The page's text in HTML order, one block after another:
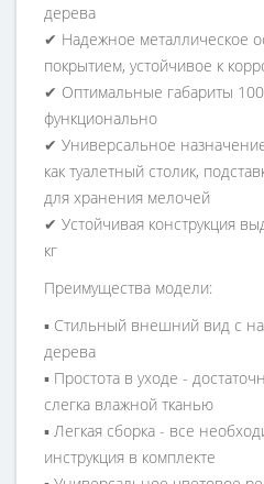
дерева
✔ Надежное металлическое
покрытием, устойчивое к
✔ Оптимальные габариты
функционально
✔ Универсальное
как туалетный столик,
для хранения мелочей
✔ Устойчивая конструкция
кг
Преимущества модели:
▪️ Стильный внешний вид с
дерева
▪️ Простота в уходе -
слегка влажной тканью
▪️ Легкая сборка - все
инструкция в комплекте